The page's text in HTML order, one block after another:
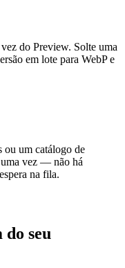
do Preview. Solte uma
em lote para WebP e
ou um catálogo de
uma vez — não há
na fila.
do seu